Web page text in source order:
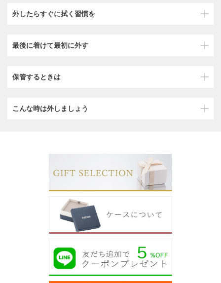
外したらすぐに拭く習慣を
最後に着けて最初に外す
保管するときは
こんな時は外しましょう